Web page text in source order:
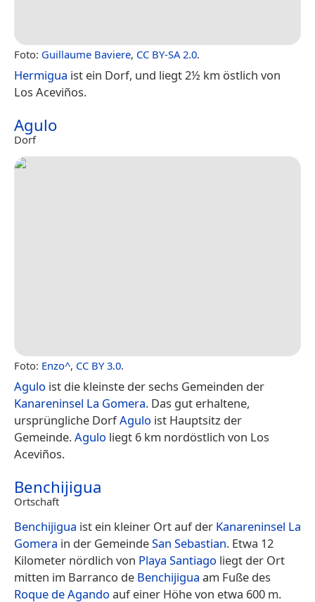
Foto: Guillaume Baviere, CC BY-SA 2.0.
Hermigua ist ein Dorf, und liegt 2½ km östlich von
Los Aceviños.
Agulo
Dorf
Foto: Enzo^, CC BY 3.0.
Agulo ist die kleinste der sechs Gemeinden der
Kanareninsel La Gomera. Das gut erhaltene,
ursprüngliche DorfAgulo ist Hauptsitz der
Gemeinde.Agulo liegt 6 km nordöstlich von Los
Aceviños.
Benchijigua
Ortschaft
Benchijigua ist ein kleiner Ort auf der Kanareninsel La
Gomera in der GemeindeSan Sebastian. Etwa 12
Kilometer nördlich von Playa Santiago liegt der Ort
mitten im Barranco de Benchijigua am Fuße des
Roque de Agando auf einer Höhe von etwa 600 m.